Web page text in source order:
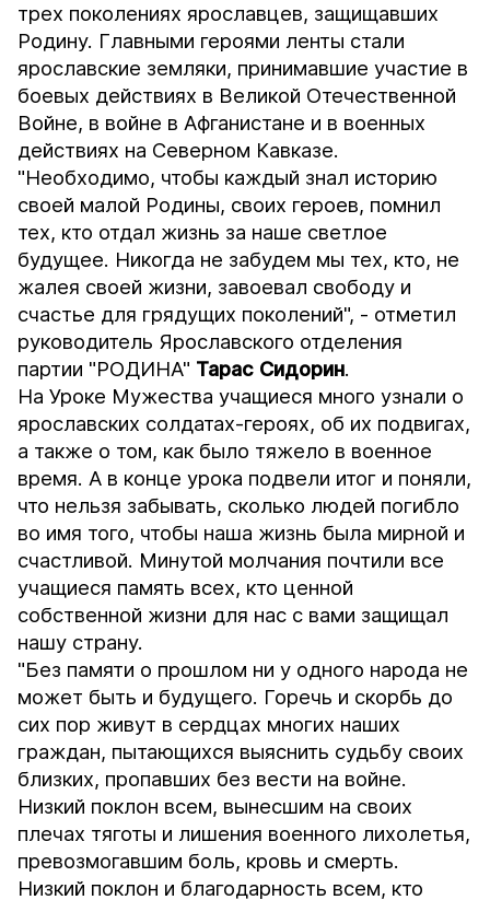
трех поколениях ярославцев, защищавших
Родину. Главными героями ленты стали
ярославские земляки, принимавшие участие в
боевых действиях в Великой Отечественной
Войне, в войне в Афганистане и в военных
действиях на Северном Кавказе.
"Необходимо, чтобы каждый знал историю
своей малой Родины, своих героев, помнил
тех, кто отдал жизнь за наше светлое
будущее. Никогда не забудем мы тех, кто, не
жалея своей жизни, завоевал свободу и
счастье для грядущих поколений", - отметил
руководитель Ярославского отделения
партии "РОДИНА" Тарас Сидорин.
На Уроке Мужества учащиеся много узнали о
ярославских солдатах-героях, об их подвигах,
а также о том, как было тяжело в военное
время. А в конце урока подвели итог и поняли,
что нельзя забывать, сколько людей погибло
во имя того, чтобы наша жизнь была мирной и
счастливой. Минутой молчания почтили все
учащиеся память всех, кто ценной
собственной жизни для нас с вами защищал
нашу страну.
"Без памяти о прошлом ни у одного народа не
может быть и будущего. Горечь и скорбь до
сих пор живут в сердцах многих наших
граждан, пытающихся выяснить судьбу своих
близких, пропавших без вести на войне.
Низкий поклон всем, вынесшим на своих
плечах тяготы и лишения военного лихолетья,
превозмогавшим боль, кровь и смерть.
Низкий поклон и благодарность всем, кто